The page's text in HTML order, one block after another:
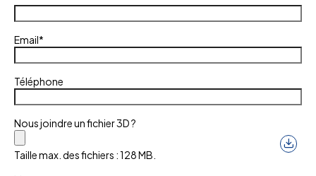
Email*
Téléphone
Nous joindre un fichier 3D ?
Taille max. des fichiers : 128 MB.